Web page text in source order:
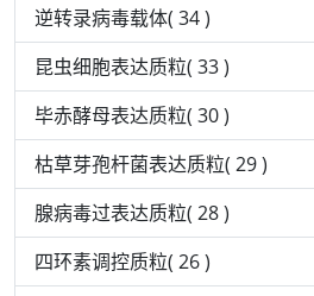
逆转录病毒载体( 34 )
昆虫细胞表达质粒( 33 )
毕赤酵母表达质粒( 30 )
枯草芽孢杆菌表达质粒( 29 )
腺病毒过表达质粒( 28 )
四环素调控质粒( 26 )